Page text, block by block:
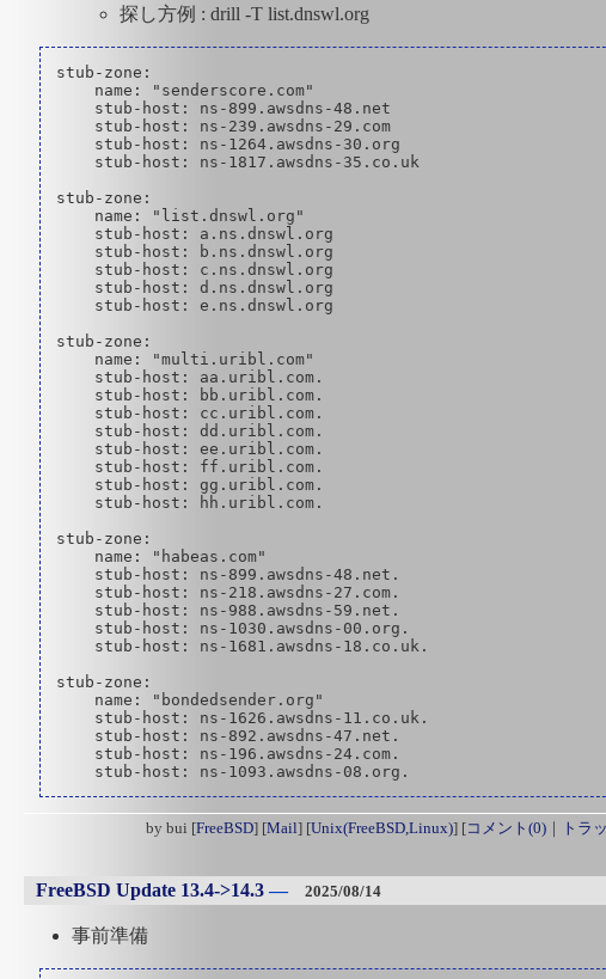
探し方例 : drill -T list.dnswl.org
stub-zone:
    name: "senderscore.com"
    stub-host: ns-899.awsdns-48.net
    stub-host: ns-239.awsdns-29.com
    stub-host: ns-1264.awsdns-30.org
    stub-host: ns-1817.awsdns-35.co.uk
stub-zone:
    name: "list.dnswl.org"
    stub-host: a.ns.dnswl.org
    stub-host: b.ns.dnswl.org
    stub-host: c.ns.dnswl.org
    stub-host: d.ns.dnswl.org
    stub-host: e.ns.dnswl.org
stub-zone:
    name: "multi.uribl.com"
    stub-host: aa.uribl.com.
    stub-host: bb.uribl.com.
    stub-host: cc.uribl.com.
    stub-host: dd.uribl.com.
    stub-host: ee.uribl.com.
    stub-host: ff.uribl.com.
    stub-host: gg.uribl.com.
    stub-host: hh.uribl.com.
stub-zone:
    name: "habeas.com"
    stub-host: ns-899.awsdns-48.net.
    stub-host: ns-218.awsdns-27.com.
    stub-host: ns-988.awsdns-59.net.
    stub-host: ns-1030.awsdns-00.org.
    stub-host: ns-1681.awsdns-18.co.uk.
stub-zone:
    name: "bondedsender.org"
    stub-host: ns-1626.awsdns-11.co.uk.
    stub-host: ns-892.awsdns-47.net.
    stub-host: ns-196.awsdns-24.com.
by bui [FreeBSD] [Mail] [Unix(FreeBSD,Linux)] [コメント(0) ｜ トラ
FreeBSD Update 13.4->14.3― 2025/08/14
事前準備